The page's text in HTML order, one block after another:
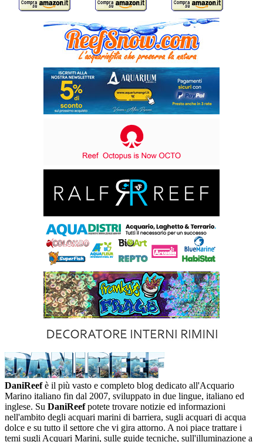
DaniReefè il più vasto e completo blog dedicato all'Acquario
Marino italiano fin dal 2007, sviluppato in due lingue, italiano ed
inglese. Su DaniReefpotete trovare notizie ed informazioni
nell'ambito degli acquari marini di barriera, sugli acquari di acqua
dolce e su tutto il settore che vi gira attorno. A noi piace trattare i
temi sugli Acquari Marini, sulle guide tecniche, sull'illuminazione a